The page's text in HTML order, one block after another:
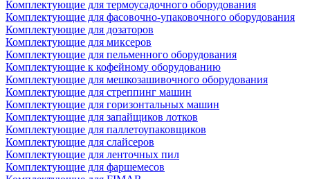
Комплектующие для термоусадочного оборудования
Комплектующие для фасовочно-упаковочного оборудования
Комплектующие для дозаторов
Комплектующие для миксеров
Комплектующие для пельменного оборудования
Комплектующие к кофейному оборудованию
Комплектующие для мешкозашивочного оборудования
Комплектующие для стреппинг машин
Комплектующие для горизонтальных машин
Комплектующие для запайщиков лотков
Комплектующие для паллетоупаковщиков
Комплектующие для слайсеров
Комплектующие для ленточных пил
Комплектующие для фаршемесов